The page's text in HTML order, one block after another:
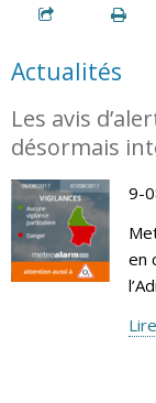
Actualités
Les avis
désormais
9-
en